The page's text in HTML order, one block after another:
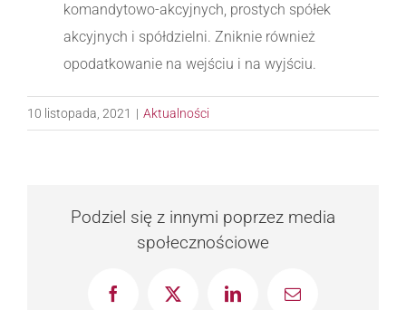
komandytowo-akcyjnych, prostych spółek
akcyjnych i spółdzielni. Zniknie również
opodatkowanie na wejściu i na wyjściu.
10 listopada, 2021 | Aktualności
Podziel się z innymi poprzez media
społecznościowe
FacebookX LinkedInEmail